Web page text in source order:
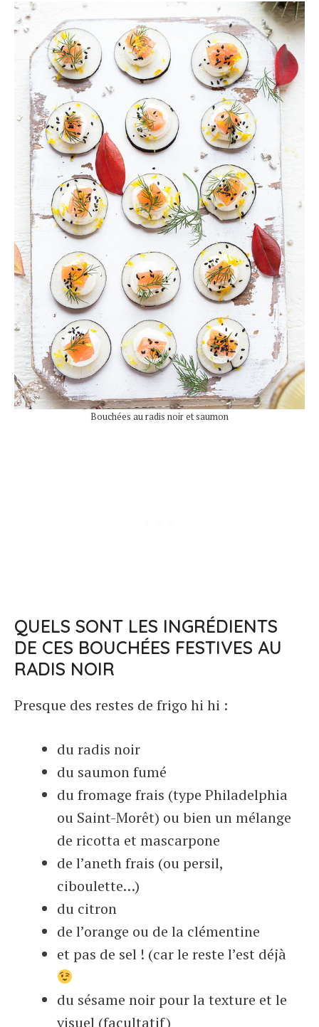
Bouchées au radis noir et saumon
QUELS SONT LES INGRÉDIENTS
DE CES BOUCHÉES FESTIVES AU
RADIS NOIR
Presque des restes de frigo hi hi :
du radis noir
du saumon fumé
du fromage frais (type Philadelphia
ou Saint-Morêt) ou bien un mélange
de ricotta et mascarpone
de l’aneth frais (ou persil,
ciboulette…)
du citron
de l’orange ou de la clémentine
et pas de sel ! (car le reste l’est déjà
du sésame noir pour la texture et le
visuel (facultatif)